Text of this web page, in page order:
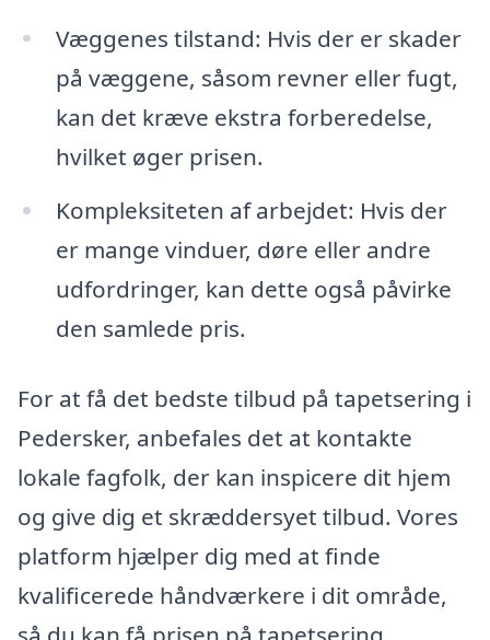
Væggenes tilstand: Hvis der er skader
på væggene, såsom revner eller fugt,
kan det kræve ekstra forberedelse,
hvilket øger prisen.
Kompleksiteten af arbejdet: Hvis der
er mange vinduer, døre eller andre
udfordringer, kan dette også påvirke
den samlede pris.
For at få det bedste tilbud på tapetsering i
Pedersker, anbefales det at kontakte
lokale fagfolk, der kan inspicere dit hjem
og give dig et skræddersyet tilbud. Vores
platform hjælper dig med at finde
kvalificerede håndværkere i dit område,